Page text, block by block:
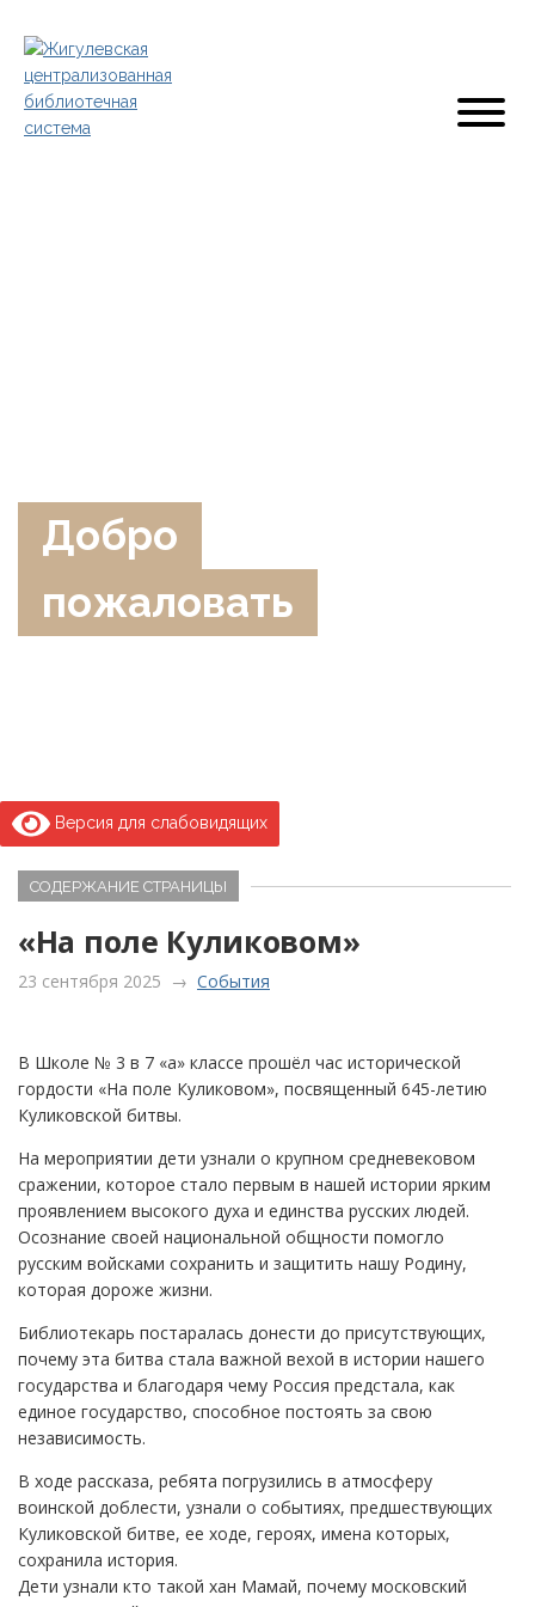
Добро
пожаловать
Версия для слабовидящих
СОДЕРЖАНИЕ СТРАНИЦЫ
«На поле Куликовом»
23 сентября 2025 → События
В Школе № 3 в 7 «а» классе прошёл час исторической
гордости «На поле Куликовом», посвященный 645-летию
Куликовской битвы.
На мероприятии дети узнали о крупном средневековом
сражении, которое стало первым в нашей истории ярким
проявлением высокого духа и единства русских людей.
Осознание своей национальной общности помогло
русским войсками сохранить и защитить нашу Родину,
которая дороже жизни.
Библиотекарь постаралась донести до присутствующих,
почему эта битва стала важной вехой в истории нашего
государства и благодаря чему Россия предстала, как
единое государство, способное постоять за свою
независимость.
В ходе рассказа, ребята погрузились в атмосферу
воинской доблести, узнали о событиях, предшествующих
Куликовской битве, ее ходе, героях, имена которых,
сохранила история.
Дети узнали кто такой хан Мамай, почему московский